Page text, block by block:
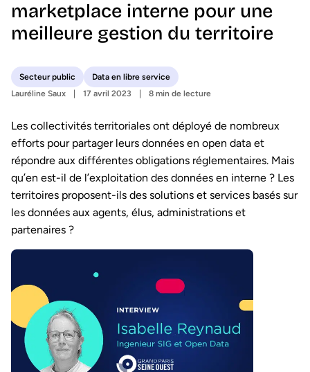
marketplace interne pour une
meilleure gestion du territoire
Secteur public
Data en libre service
Lauréline Saux
17 avril 2023 8 min de lecture
Les collectivités territoriales ont déployé de nombreux
efforts pour partager leurs données en open data et
répondre aux différentes obligations réglementaires. Mais
qu’en est-il de l’exploitation des données en interne ? Les
territoires proposent-ils des solutions et services basés sur
les données aux agents, élus, administrations et
partenaires ?